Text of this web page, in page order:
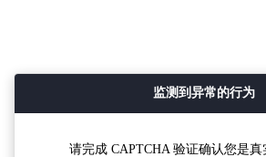
监测到异常的行为
请完成 CAPTCHA 验证确认您是真